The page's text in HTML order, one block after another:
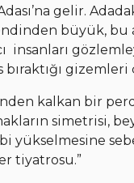
gelir.
büyük,
insanları
kalkan bir
simetrisi,
tiyatrosu.”